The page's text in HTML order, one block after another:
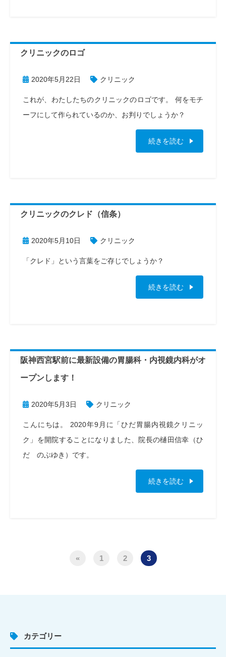
クリニックのロゴ
2020年5月22日 クリニック
これが、わたしたちのクリニックのロゴです。 何をモチ
ーフにして作られているのか、お判りでしょうか？
続きを読む
クリニックのクレド（信条）
2020年5月10日 クリニック
「クレド」という言葉をご存じでしょうか？
続きを読む
阪神西宮駅前に最新設備の胃腸科・内視鏡内科がオ
ープンします！
2020年5月3日 クリニック
こんにちは。 2020年9月に「ひだ胃腸内視鏡クリニッ
ク」を開院することになりました、院長の樋田信幸（ひ
だ のぶゆき）です。
続きを読む
« 1 2 3
カテゴリー